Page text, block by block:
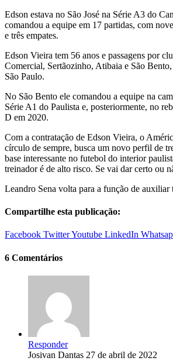
Edson estava no São José na Série A3 do
comandou a equipe em 17 partidas, com
e três empates.
Edson Vieira tem 56 anos e passagens por
Comercial, Sertãozinho, Atibaia e São
São Paulo.
No São Bento ele comandou a equipe na
Série A1 do Paulista e, posteriormente, no
D em 2020.
Com a contratação de Edson Vieira, o
círculo de sempre, busca um novo perfil de
base interessante no futebol do interior
treinador é de alto risco. Se vai dar certo ou
Leandro Sena volta para a função de auxiliar
Compartilhe esta publicação:
Facebook TwitterYoutube LinkedIn
6 Comentários
Responder
Josivan Dantas 27 de abril de 2022